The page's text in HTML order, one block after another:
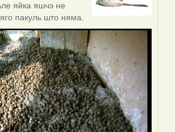
яйка яшчэ не
яго пакуль што няма.